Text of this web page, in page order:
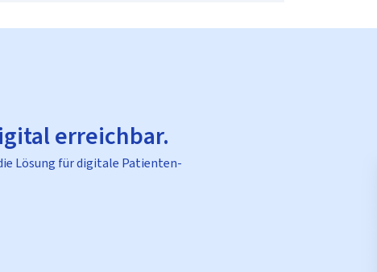
erreichbar.
Lösung für digitale Patienten-